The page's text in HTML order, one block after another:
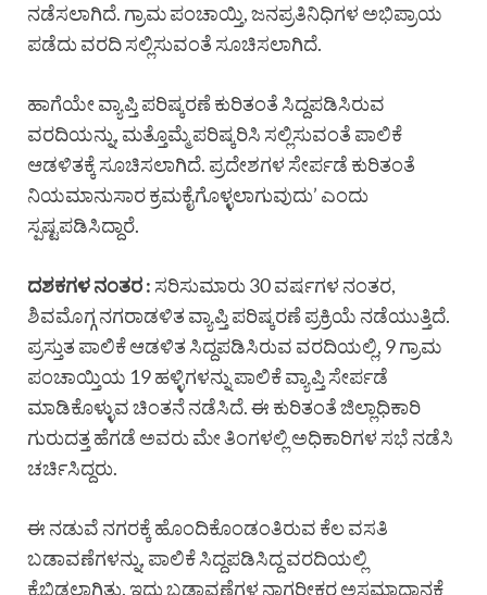
ನಡೆಸಲಾಗಿದೆ. ಗ್ರಾಮ ಪಂಚಾಯ್ತಿ, ಜನಪ್ರತಿನಿಧಿಗಳ ಅಭಿಪ್ರಾಯ
ಪಡೆದು ವರದಿ ಸಲ್ಲಿಸುವಂತೆ ಸೂಚಿಸಲಾಗಿದೆ.
ಹಾಗೆಯೇ ವ್ಯಾಪ್ತಿ ಪರಿಷ್ಕರಣೆ ಕುರಿತಂತೆ ಸಿದ್ದಪಡಿಸಿರುವ
ವರದಿಯನ್ನು, ಮತ್ತೊಮ್ಮೆ ಪರಿಷ್ಕರಿಸಿ ಸಲ್ಲಿಸುವಂತೆ ಪಾಲಿಕೆ
ಆಡಳಿತಕ್ಕೆ ಸೂಚಿಸಲಾಗಿದೆ. ಪ್ರದೇಶಗಳ ಸೇರ್ಪಡೆ ಕುರಿತಂತೆ
ನಿಯಮಾನುಸಾರ ಕ್ರಮಕೈಗೊಳ್ಳಲಾಗುವುದು’ ಎಂದು
ಸ್ಪಷ್ಟಪಡಿಸಿದ್ದಾರೆ.
ದಶಕಗಳ ನಂತರ : ಸರಿಸುಮಾರು 30 ವರ್ಷಗಳ ನಂತರ,
ಶಿವಮೊಗ್ಗ ನಗರಾಡಳಿತ ವ್ಯಾಪ್ತಿ ಪರಿಷ್ಕರಣೆ ಪ್ರಕ್ರಿಯೆ ನಡೆಯುತ್ತಿದೆ.
ಪ್ರಸ್ತುತ ಪಾಲಿಕೆ ಆಡಳಿತ ಸಿದ್ದಪಡಿಸಿರುವ ವರದಿಯಲ್ಲಿ, 9 ಗ್ರಾಮ
ಪಂಚಾಯ್ತಿಯ 19 ಹಳ್ಳಿಗಳನ್ನು ಪಾಲಿಕೆ ವ್ಯಾಪ್ತಿ ಸೇರ್ಪಡೆ
ಮಾಡಿಕೊಳ್ಳುವ ಚಿಂತನೆ ನಡೆಸಿದೆ. ಈ ಕುರಿತಂತೆ ಜಿಲ್ಲಾಧಿಕಾರಿ
ಗುರುದತ್ತ ಹೆಗಡೆ ಅವರು ಮೇ ತಿಂಗಳಲ್ಲಿ ಅಧಿಕಾರಿಗಳ ಸಭೆ ನಡೆಸಿ
ಚರ್ಚಿಸಿದ್ದರು.
ಈ ನಡುವೆ ನಗರಕ್ಕೆ ಹೊಂದಿಕೊಂಡಂತಿರುವ ಕೆಲ ವಸತಿ
ಬಡಾವಣೆಗಳನ್ನು, ಪಾಲಿಕೆ ಸಿದ್ದಪಡಿಸಿದ್ದ ವರದಿಯಲ್ಲಿ
ಕೈಬಿಡಲಾಗಿತ್ತು. ಇದು ಬಡಾವಣೆಗಳ ನಾಗರೀಕರ ಅಸಮಾಧಾನಕ್ಕೆ